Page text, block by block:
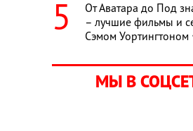
От Аватара до Под
– лучшие фильмы и
Сэмом Уортингтоном
МЫ В